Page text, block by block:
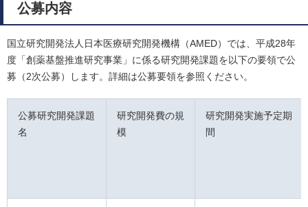
公募内容
国立研究開発法人日本医療研究開発機構（AMED）では、平成28年
度「創薬基盤推進研究事業」に係る研究開発課題を以下の要領で公
募（2次公募）します。詳細は公募要領を参照ください。
公募研究開発課題
名
研究開発費の規
模
研究開発実施予定期
間